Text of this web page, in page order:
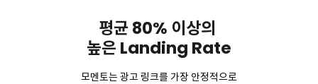
평균 80% 이상의
높은 Landing Rate
모멘토는 광고 링크를 가장 안정적으로